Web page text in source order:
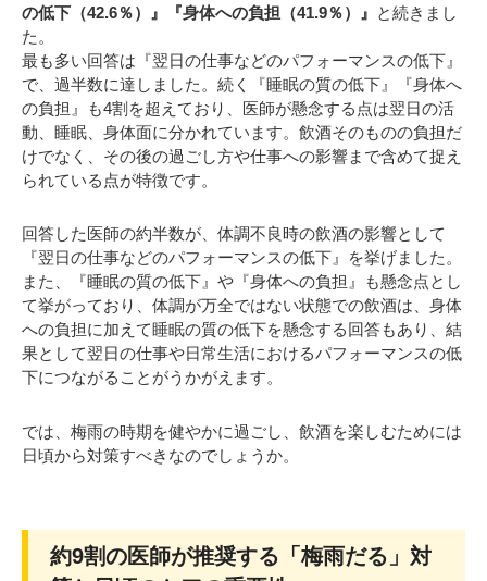
の低下（42.6％）』『身体への負担（41.9％）』 と続きまし
た。
最も多い回答は『翌日の仕事などのパフォーマンスの低下』
で、過半数に達しました。続く『睡眠の質の低下』『身体へ
の負担』も4割を超えており、医師が懸念する点は翌日の活
動、睡眠、身体面に分かれています。飲酒そのものの負担だ
けでなく、その後の過ごし方や仕事への影響まで含めて捉え
られている点が特徴です。
回答した医師の約半数が、体調不良時の飲酒の影響として
『翌日の仕事などのパフォーマンスの低下』を挙げました。
また、『睡眠の質の低下』や『身体への負担』も懸念点とし
て挙がっており、体調が万全ではない状態での飲酒は、身体
への負担に加えて睡眠の質の低下を懸念する回答もあり、結
果として翌日の仕事や日常生活におけるパフォーマンスの低
下につながることがうかがえます。
では、梅雨の時期を健やかに過ごし、飲酒を楽しむためには
日頃から対策すべきなのでしょうか。
約9割の医師が推奨する「梅雨だる」対